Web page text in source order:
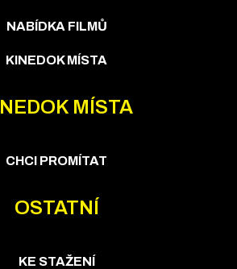
NABÍDKA FILMŮ
KINEDOK MÍSTA
MÍSTA
CHCI PROMÍTAT
OSTATNÍ
KE STAŽENÍ